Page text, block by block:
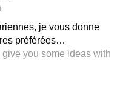
je vous donne
préférées…
you some ideas with